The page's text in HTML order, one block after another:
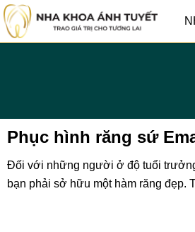
Phục hình răng sứ
Đối với những người ở độ tuổi
bạn phải sở hữu một hàm răng đẹp.